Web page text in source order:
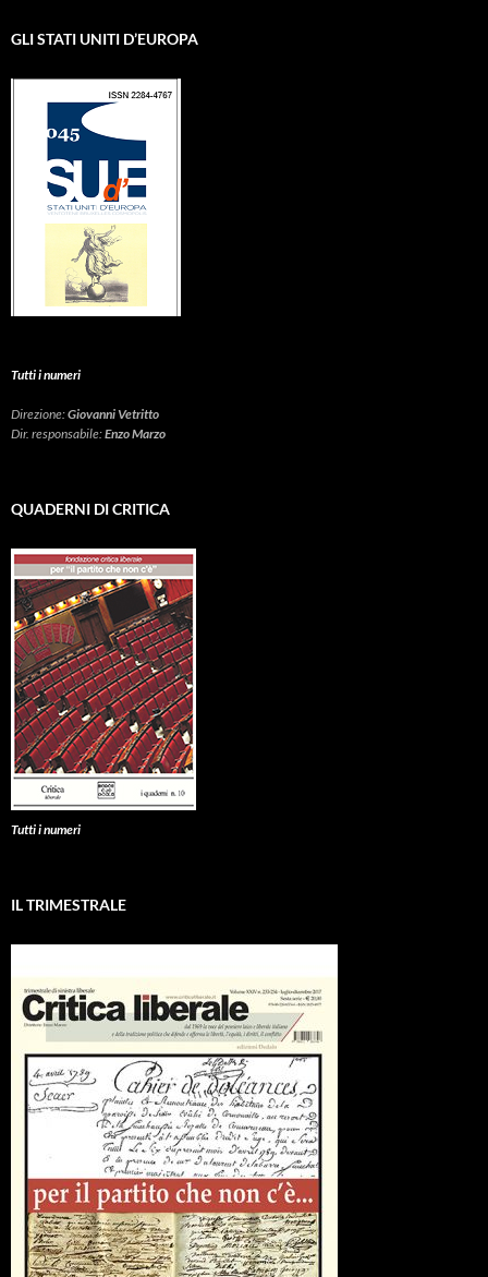
GLI STATI UNITI D’EUROPA
Tutti i numeri
Direzione:Giovanni Vetritto
Dir. responsabile:Enzo Marzo
QUADERNI DI CRITICA
Tutti i numeri
IL TRIMESTRALE